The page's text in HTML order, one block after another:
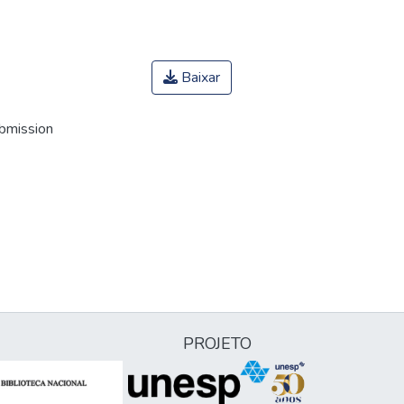
Baixar
PROJETO